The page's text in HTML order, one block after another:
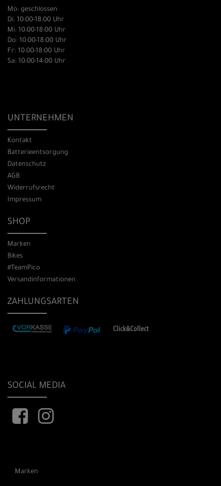
Mo: geschlossen
Di: 10:00-18:00 Uhr
Mi: 10:00-18:00 Uhr
Do: 10:00-18:00 Uhr
Fr: 10:00-18:00 Uhr
Sa: 10:00-14:00 Uhr
UNTERNEHMEN
Kontakt
Batterieentsorgung
Datenschutz
AGB
Widerrufsrecht
Impressum
SHOP
Marken
Bikes
#TeamPico
Versandinformationen
ZAHLUNGSARTEN
SOCIAL MEDIA
Marken